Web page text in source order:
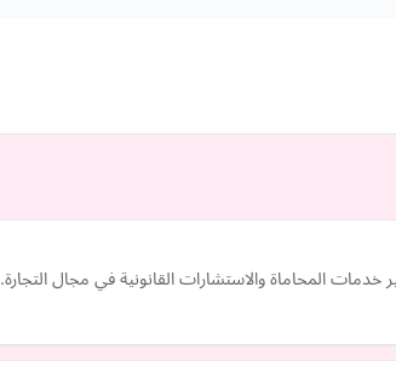
المحاماة والاستشارات القانونية في مجال التجارة.